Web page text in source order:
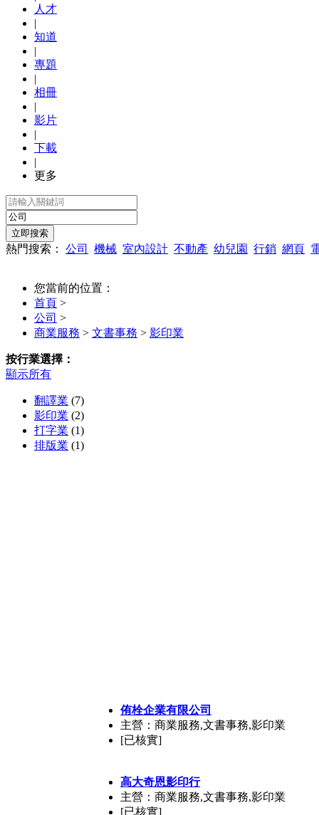
人才
|
知道
|
專題
|
相冊
|
影片
|
下載
|
更多
熱門搜索： 公司 機械 室內設計 不動產 幼兒園 行銷 網頁
您當前的位置：
首頁 >
公司 >
商業服務 > 文書事務 > 影印業
按行業選擇：
顯示所有
翻譯業 (7)
影印業 (2)
打字業 (1)
排版業 (1)
侑栓企業有限公司
主營：商業服務,文書事務,影印業
[已核實]
高大奇恩影印行
主營：商業服務,文書事務,影印業
[已核實]